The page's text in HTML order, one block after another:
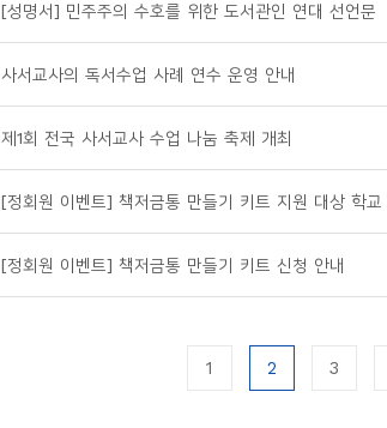
[성명서] 민주주의 수호를 위한 도서관인 연대 선언문
사서교사의 독서수업 사례 연수 운영 안내
제1회 전국 사서교사 수업 나눔 축제 개최
[정회원 이벤트] 책저금통 만들기 키트 지원 대상 학교
[정회원 이벤트] 책저금통 만들기 키트 신청 안내
1 2 3